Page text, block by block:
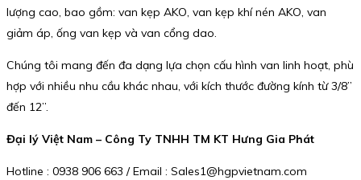
lượng cao, bao gồm: van kẹp AKO, van kẹp khí nén AKO, van
giảm áp, ống van kẹp và van cổng dao.
Chúng tôi mang đến đa dạng lựa chọn cấu hình van linh hoạt, phù
hợp với nhiều nhu cầu khác nhau, với kích thước đường kính từ 3/8”
đến 12”.
Đại lý Việt Nam – Công Ty TNHH TM KT Hưng Gia Phát
Hotline : 0938 906 663 / Email : Sales1@hgpvietnam.com